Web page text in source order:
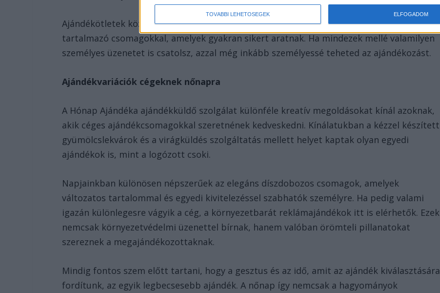
TOVÁBBI LEHETŐSÉGEK ELFOGADOM
Ajándékötletek között keresgélve biztosan találkozol a kézműves édességeket
tartalmazó csomagokkal, amelyek gyakran sikert aratnak. Ha mindezek mellé valamilyen
személyes üzenetet is csatolsz, azzal még inkább személyessé teheted az ajándékozást.
Ajándékvariációk cégeknek nőnapra
A Hónap Ajándéka ajándékküldő szolgálat különféle kreatív megoldásokat kínál azoknak,
akik céges ajándékcsomagokkal szeretnének kedveskedni. Kínálatukban a kézzel készített
gyümölcslekvárok és a virágküldés szolgáltatás mellett helyet kaptak olyan egyedi
ajándékok is, mint a logózott csoki.
Napjainkban különösen népszerűek az elegáns díszdobozos csomagok, amelyek
változatos tartalommal és egyedi kivitelezéssel szabhatók személyre. Ha pedig valami
igazán különlegesre vágyik a cég, a környezetbarát reklámajándékok itt is elérhetők. Ezek
nemcsak környezetvédelmi üzenettel bírnak, hanem valóban örömteli pillanatokat
szereznek a megajándékozottaknak.
Mindig fontos szem előtt tartani, hogy a gesztus és az idő, amit az ajándék kiválasztására
fordítunk, az egyik legbecsesebb ajándék. A nőnap így nemcsak a hagyományok